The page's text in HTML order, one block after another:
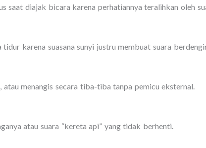
saat diajak bicara karena perhatiannya teralihkan oleh
karena suasana sunyi justru membuat suara
menangis secara tiba-tiba tanpa pemicu eksternal.
atau suara “kereta api” yang tidak berhenti.